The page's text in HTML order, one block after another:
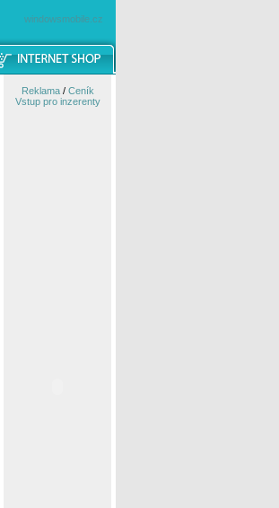
windowsmobile.cz
Reklama/ Ceník
Vstup pro inzerenty